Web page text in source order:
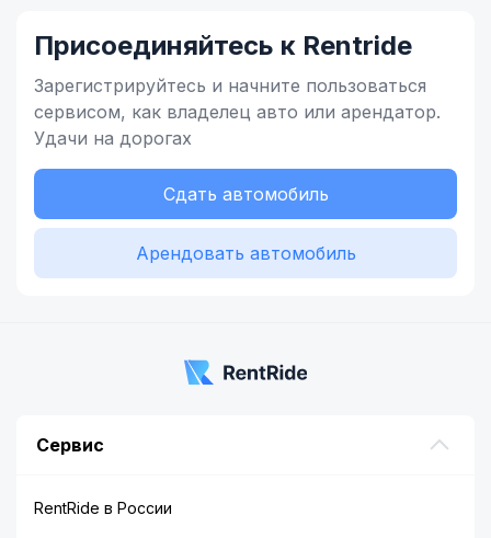
Присоединяйтесь к Rentride
Зарегистрируйтесь и начните пользоваться
сервисом, как владелец авто или арендатор.
Удачи на дорогах
Сдать автомобиль
Арендовать автомобиль
Сервис
RentRide в России